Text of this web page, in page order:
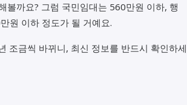
볼까요? 그럼 국민임대는 560만원 이하, 행
원 이하 정도가 될 거예요.
조금씩 바뀌니, 최신 정보를 반드시 확인하세